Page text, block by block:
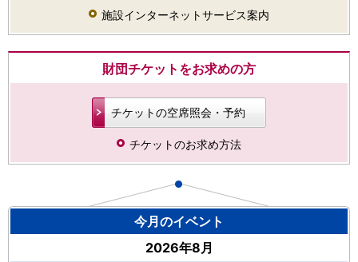
施設インターネットサービス案内
財団チケットをお求めの方
チケットの空席照会・予約
チケットのお求め方法
今月のイベント
2026年8月